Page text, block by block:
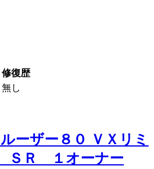
修復歴
無し
ーザー８０ ＶＸリミ
Ｒ １オーナー